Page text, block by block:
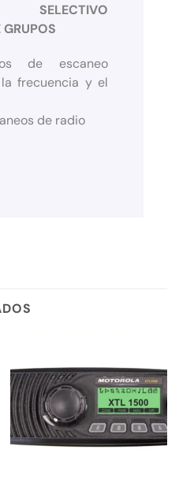
de escaneo
frecuencia y el
de radio